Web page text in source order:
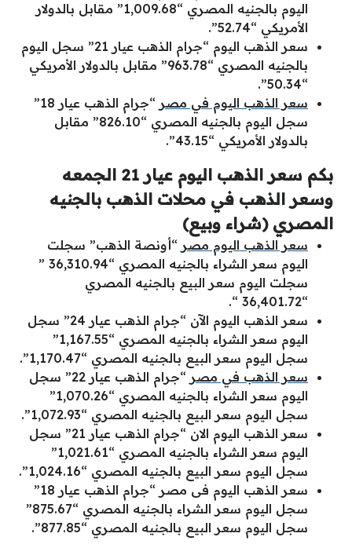
اليوم بالجنيه المصري “1,009.68” مقابل بالدولار
الأمريكي “52.74”.
سعر الذهب اليوم “جرام الذهب عيار 21” سجل اليوم
بالجنيه المصري “963.78” مقابل بالدولار الأمريكي
“50.34”.
سعر الذهب اليوم في مصر
“جرام الذهب عيار 18”
سجل اليوم بالجنيه المصري “826.10” مقابل
بالدولار الأمريكي “43.15”.
بكم سعر الذهب اليوم عيار 21 الجمعه
وسعر الذهب في محلات الذهب بالجنيه
المصري (شراء وبيع)
سعر الذهب اليوم مصر “أونصة الذهب” سجلت
اليوم سعر الشراء بالجنيه المصري “36,310.94 ”
سجلت اليوم سعر البيع بالجنيه المصري
“36,401.72 “.
سعر الذهب اليوم الآن “جرام الذهب عيار 24” سجل
اليوم سعر الشراء بالجنيه المصري “1,167.55”
سجل اليوم سعر البيع بالجنيه المصري “1,170.47”.
سعر الذهب في مصر
“جرام الذهب عيار 22” سجل
اليوم سعر الشراء بالجنيه المصري “1,070.26”
سجل اليوم سعر البيع بالجنيه المصري “1,072.93”.
سعر الذهب اليوم الان “جرام الذهب عيار 21” سجل
اليوم سعر الشراء بالجنيه المصري “1,021.61”
سجل اليوم سعر البيع بالجنيه المصري “1,024.16”.
سعر الذهب اليوم فى مصر “جرام الذهب عيار 18”
سجل اليوم سعر الشراء بالجنيه المصري “875.67”
سجل اليوم سعر البيع بالجنيه المصري “877.85”.